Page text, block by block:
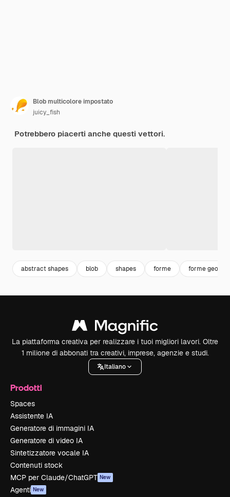
Blob multicolore impostato
juicy_fish
Potrebbero piacerti anche questi vettori.
abstract shapes blob shapes forme forme
La piattaforma creativa per realizzare i tuoi migliori lavori. Oltre
1 milione di abbonati tra creativi, imprese, agenzie e studi.
Italiano
Prodotti
Spaces
Assistente IA
Generatore di immagini IA
Generatore di video IA
Sintetizzatore vocale IA
Contenuti stock
MCP per Claude/ChatGPT New
Agenti New